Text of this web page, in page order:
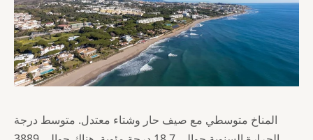
المناخ متوسطي مع صيف حار وشتاء معتدل. متوسط درجة